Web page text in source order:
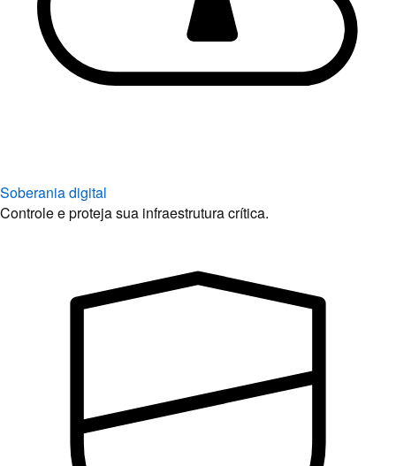
Soberania digital
Controle e proteja sua infraestrutura crítica.